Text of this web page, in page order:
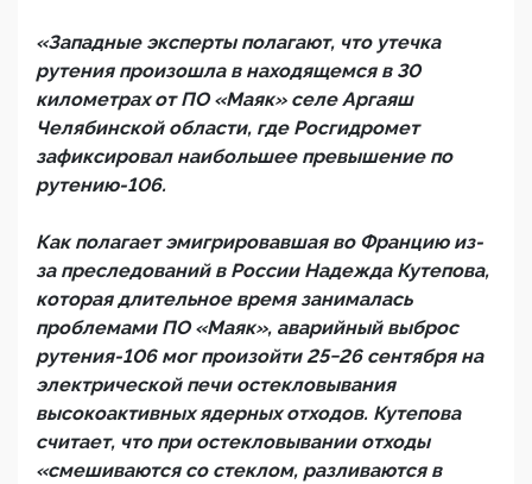
«Западные эксперты полагают, что утечка
рутения произошла в находящемся в 30
километрах от ПО «Маяк» селе Аргаяш
Челябинской области, где Росгидромет
зафиксировал наибольшее превышение по
рутению-106.
Как полагает эмигрировавшая во Францию из-
за преследований в России Надежда Кутепова,
которая длительное время занималась
проблемами ПО «Маяк», аварийный выброс
рутения-106 мог произойти 25−26 сентября на
электрической печи остекловывания
высокоактивных ядерных отходов. Кутепова
считает, что при остекловывании отходы
«смешиваются со стеклом, разливаются в